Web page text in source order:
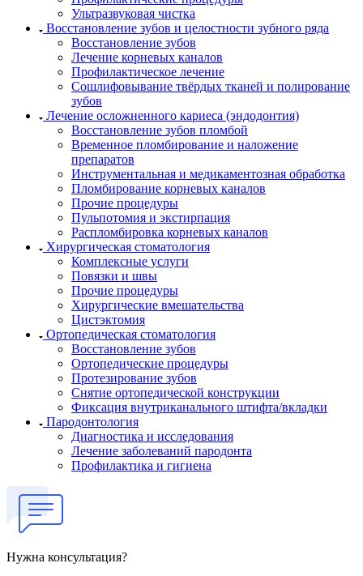
Ультразвуковая чистка
Восстановление зубов и целостности зубного ряда
Восстановление зубов
Лечение корневых каналов
Профилактическое лечение
Сошлифовывание твёрдых тканей и полирование
зубов
Лечение осложненного кариеса (эндодонтия)
Восстановление зубов пломбой
Временное пломбирование и наложение
препаратов
Инструментальная и медикаментозная обработка
Пломбирование корневых каналов
Прочие процедуры
Пульпотомия и экстирпация
Распломбировка корневых каналов
Хирургическая стоматология
Комплексные услуги
Повязки и швы
Прочие процедуры
Хирургические вмешательства
Цистэктомия
Ортопедическая стоматология
Восстановление зубов
Ортопедические процедуры
Протезирование зубов
Снятие ортопедической конструкции
Фиксация внутриканального штифта/вкладки
Пародонтология
Диагностика и исследования
Лечение заболеваний пародонта
Профилактика и гигиена
Нужна консультация?